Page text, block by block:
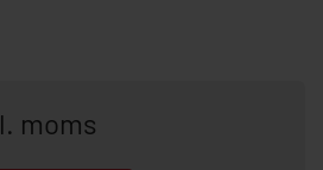
moms